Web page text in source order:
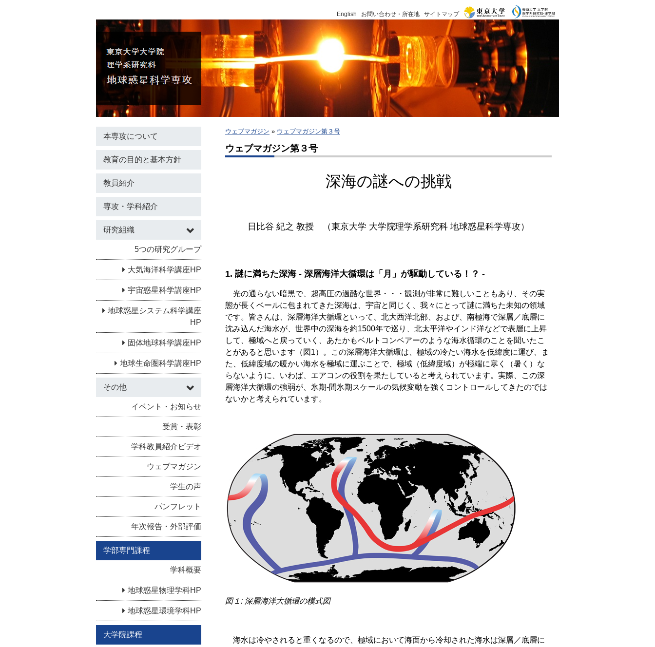
English お問い合わせ・所在地 サイトマップ
本専攻について
教育の目的と基本方針
教員紹介
専攻・学科紹介
研究組織
5つの研究グループ
大気海洋科学講座HP
宇宙惑星科学講座HP
地球惑星システム科学講座
HP
固体地球科学講座HP
地球生命圏科学講座HP
その他
イベント・お知らせ
受賞・表彰
学科教員紹介ビデオ
ウェブマガジン
学生の声
パンフレット
年次報告・外部評価
学部専門課程
学科概要
地球惑星物理学科HP
地球惑星環境学科HP
大学院課程
ウェブマガジン » ウェブマガジン第３号
ウェブマガジン第３号
深海の謎への挑戦
日比谷 紀之 教授 （東京大学 大学院理学系研究科 地球惑星科学専攻）
1. 謎に満ちた深海 - 深層海洋大循環は「月」が駆動している！？ -
光の通らない暗黒で、超高圧の過酷な世界・・・観測が非常に難しいこともあり、その実
態が長くベールに包まれてきた深海は、宇宙と同じく、我々にとって謎に満ちた未知の領域
です。皆さんは、深層海洋大循環といって、北大西洋北部、および、南極海で深層／底層に
沈み込んだ海水が、世界中の深海を約1500年で巡り、北太平洋やインド洋などで表層に上昇
して、極域へと戻っていく、あたかもベルトコンベアーのような海水循環のことを聞いたこ
とがあると思います（図1）。この深層海洋大循環は、極域の冷たい海水を低緯度に運び、ま
た、低緯度域の暖かい海水を極域に運ぶことで、極域（低緯度域）が極端に寒く（暑く）な
らないように、いわば、エアコンの役割を果たしていると考えられています。実際、この深
層海洋大循環の強弱が、氷期-間氷期スケールの気候変動を強くコントロールしてきたのでは
ないかと考えられています。
図１: 深層海洋大循環の模式図
海水は冷やされると重くなるので、極域において海面から冷却された海水は深層／底層に